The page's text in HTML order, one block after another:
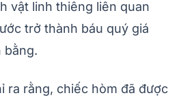
vật linh thiêng liên quan
trở thành báu quý giá
bằng.
ra rằng, chiếc hòm đã được